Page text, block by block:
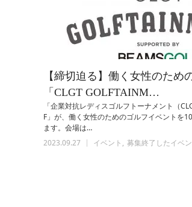
【締切迫る】働く女性のため
「CLGT GOLFTAINM…
「企業対抗レディスゴルフトーナメント（
F」が、働く女性のためのゴルフイベントを
ます。会場は…
2023.09.27
イベント 募集終了したイベン